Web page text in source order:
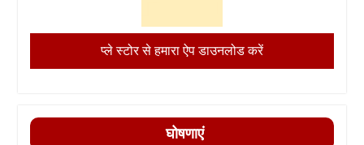
प्ले स्टोर से हमारा ऐप डाउनलोड करें
घोषणाएं